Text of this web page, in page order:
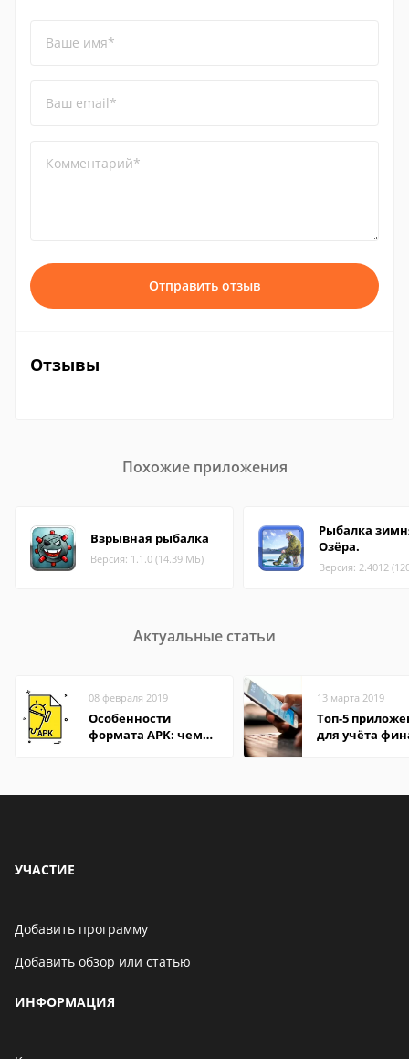
Ваше имя*
Ваш email*
Комментарий*
Отправить отзыв
Отзывы
Похожие приложения
Взрывная рыбалка
Версия: 1.1.0 (14.39 МБ)
Рыбалка
Озёра.
Версия: 2.4012
Актуальные статьи
08 февраля 2019
Особенности
формата APK: чем
13 марта 2019
Топ-5
для учёта
УЧАСТИЕ
Добавить программу
Добавить обзор или статью
ИНФОРМАЦИЯ